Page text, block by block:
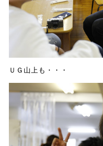
ＵＧ山上も・・・